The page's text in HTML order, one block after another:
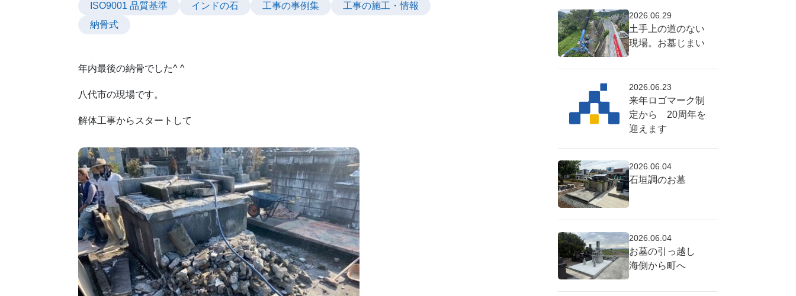
ISO9001 品質基準 インドの石 工事の事例集
工事の施工・情報
納骨式
年内最後の納骨でした^ ^
八代市の現場です。
解体工事からスタートして
2026.06.29
土手上の道のない
現場。お墓じまい
2026.06.23
来年ロゴマーク制
定から 20周年を
迎えます
2026.06.04
石垣調のお墓
2026.06.04
お墓の引っ越し
海側から町へ